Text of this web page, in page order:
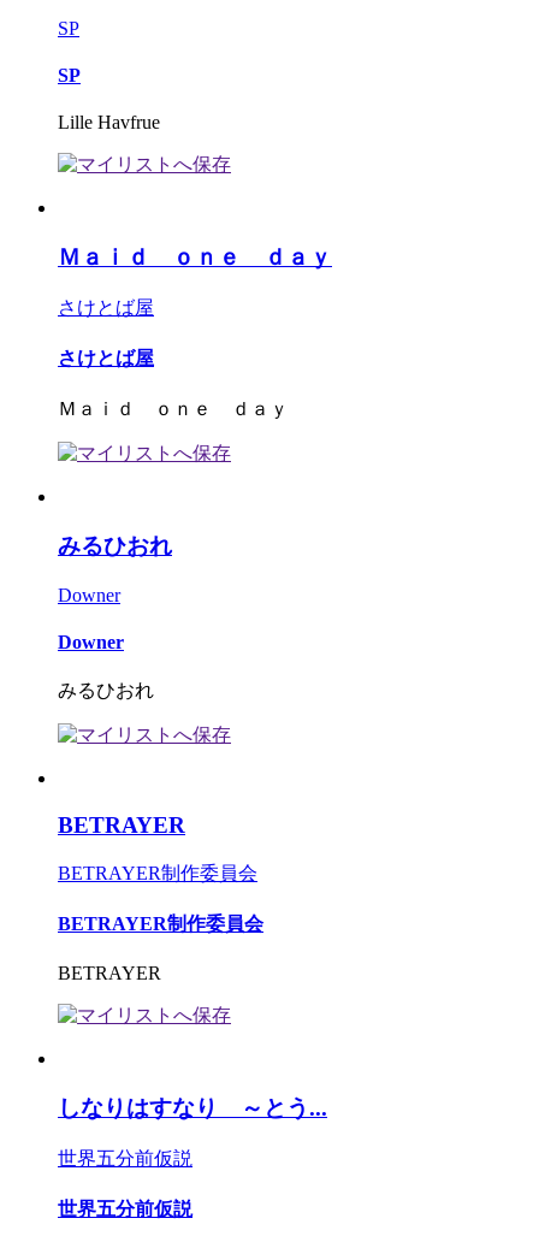
SP
SP
Lille Havfrue
Ｍａｉｄ ｏｎｅ ｄａｙ
さけとば屋
さけとば屋
Ｍａｉｄ ｏｎｅ ｄａｙ
みるひおれ
Downer
Downer
みるひおれ
BETRAYER
BETRAYER制作委員会
BETRAYER制作委員会
BETRAYER
しなりはすなり ～とう...
世界五分前仮説
世界五分前仮説